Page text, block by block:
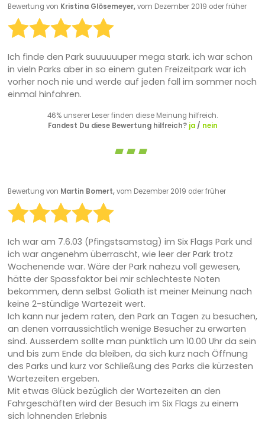
Bewertung von Kristina Glösemeyer,vom Dezember 2019 oder früher
Ich finde den Park suuuuuuper mega stark. ich war schon
in vieln Parks aber in so einem guten Freizeitpark war ich
vorher noch nie und werde auf jeden fall im sommer noch
einmal hinfahren.
46% unserer Leser finden diese Meinung hilfreich.
Fandest Du diese Bewertung hilfreich? ja/ nein
Bewertung von Martin Bomert,vom Dezember 2019 oder früher
Ich war am 7.6.03 (Pfingstsamstag) im Six Flags Park und
ich war angenehm überrascht, wie leer der Park trotz
Wochenende war. Wäre der Park nahezu voll gewesen,
hätte der Spassfaktor bei mir schlechteste Noten
bekommen, denn selbst Goliath ist meiner Meinung nach
keine 2-stündige Wartezeit wert.
Ich kann nur jedem raten, den Park an Tagen zu besuchen,
an denen vorraussichtlich wenige Besucher zu erwarten
sind. Ausserdem sollte man pünktlich um 10.00 Uhr da sein
und bis zum Ende da bleiben, da sich kurz nach Öffnung
des Parks und kurz vor Schließung des Parks die kürzesten
Wartezeiten ergeben.
Mit etwas Glück bezüglich der Wartezeiten an den
Fahrgeschäften wird der Besuch im Six Flags zu einem
sich lohnenden Erlebnis